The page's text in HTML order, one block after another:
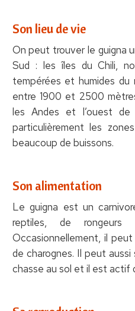
Son lieu de vie
On peut trouver le guigna
Sud : les îles du Chili,
tempérées et humides
entre 1900 et 2500
les Andes et l’ouest
particulièrement les
beaucoup de buissons.
Son alimentation
Le guigna est un
reptiles, de
Occasionnellement, il
de charognes. Il peut aussi
chasse au sol et il est actif